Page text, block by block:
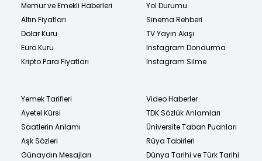
Memur ve Emekli Haberleri
Altın Fiyatları
Dolar Kuru
Euro Kuru
Kripto Para Fiyatları
Yol Durumu
Sinema Rehberi
TV Yayın Akışı
Instagram Dondurma
Instagram Silme
Yemek Tarifleri
Ayetel Kürsi
Saatlerin Anlamı
Aşk Sözleri
Günaydın Mesajları
Video Haberler
TDK Sözlük Anlamları
Üniversite Taban Puanları
Rüya Tabirleri
Dünya Tarihi ve Türk Tarihi